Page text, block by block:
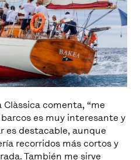
Clàssica comenta, “me
es muy interesante y
es destacable, aunque
recorridos más cortos y
También me sirve